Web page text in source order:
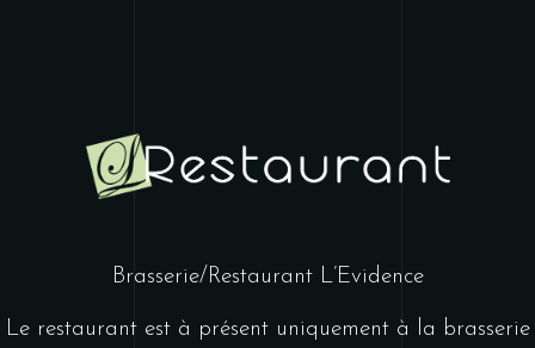
Brasserie/Restaurant L’Evidence
Le restaurant est à présent uniquement à la brasserie